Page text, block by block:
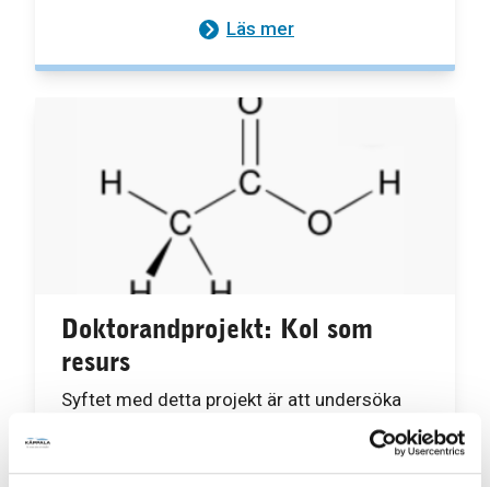
Läs mer
Doktorandprojekt: Kol som
resurs
Syftet med detta projekt är att undersöka
olika metoder för att producera intern